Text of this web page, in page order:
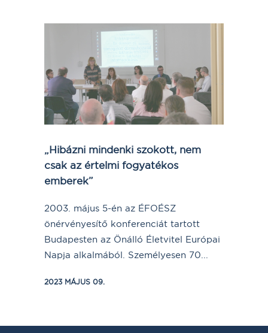
„Hibázni mindenki szokott, nem
csak az értelmi fogyatékos
emberek”
2003. május 5-én az ÉFOÉSZ
önérvényesítő konferenciát tartott
Budapesten az Önálló Életvitel Európai
Napja alkalmából. Személyesen 70...
2023 MÁJUS 09.